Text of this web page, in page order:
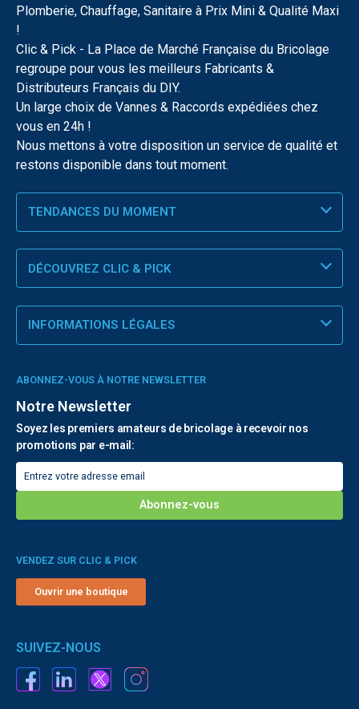
Plomberie, Chauffage, Sanitaire à Prix Mini & Qualité Maxi
!
Clic & Pick - La Place de Marché Française du Bricolage
regroupe pour vous les meilleurs Fabricants &
Distributeurs Français du DIY.
Un large choix de Vannes & Raccords expédiées chez
vous en 24h !
Nous mettons à votre disposition un service de qualité et
restons disponible dans tout moment.
TENDANCES DU MOMENT
DÉCOUVREZ CLIC & PICK
INFORMATIONS LÉGALES
ABONNEZ-VOUS À NOTRE NEWSLETTER
Notre Newsletter
Soyez les premiers amateurs de bricolage à recevoir nos
promotions par e-mail:
VENDEZ SUR CLIC & PICK
Ouvrir une boutique
SUIVEZ-NOUS